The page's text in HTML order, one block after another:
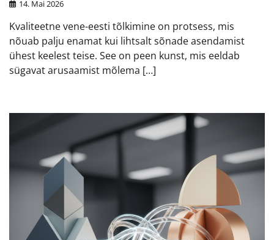
14. Mai 2026
Kvaliteetne vene-eesti tõlkimine on protsess, mis
nõuab palju enamat kui lihtsalt sõnade asendamist
ühest keelest teise. See on peen kunst, mis eeldab
sügavat arusaamist mõlema […]